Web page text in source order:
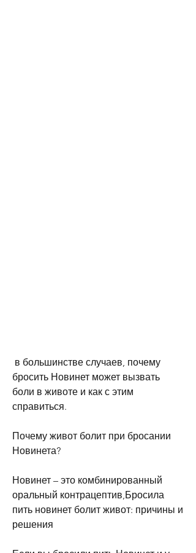
бросить Новинет может вызвать
боли в животе и как с этим
справиться.
Почему живот болит при бросании
Новинета?
Новинет – это комбинированный
оральный контрацептив,Бросила
пить новинет болит живот: причины и
решения